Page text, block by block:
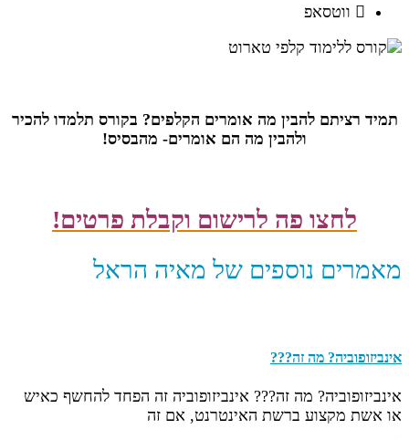
ווטסאפ
תמיד רציתם להבין מה אומרים הקלפים? בקורס תלמדו להכיר
ולהבין מה הם אומרים- מהבסיס!
לחצו פה לרישום וקבלת פרטים!
מאמרים נוספים של מאיה הראל
אינביזופוביה? מה זה???
אינביזופוביה? מה זה??? אינביזופוביה זה הפחד להחשף כאיש
או אשת מקצוע ברשת האינטרנט, אם זה